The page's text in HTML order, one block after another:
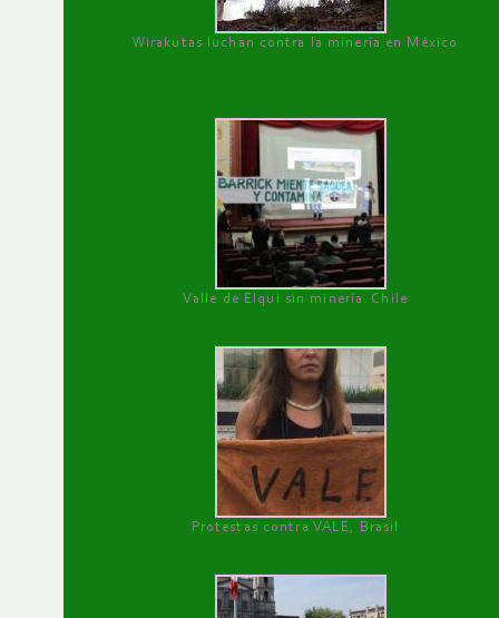
Wirakutas luchan contra la minería en México
Valle de Elqui sin minería. Chile
Protestas contra VALE, Brasil